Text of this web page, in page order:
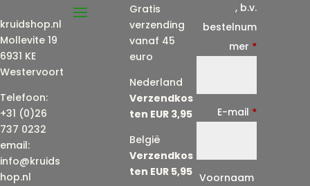
kruidshop.nl
Mollevite 19
6931 KE
Westervoort
Telefoon:
+31 (0)26
737 0232
email:
info@kruids
hop.nl
Gratis
verzending
vanaf 45
euro
Nederland
Verzendkos
ten EUR 3,95
België
Verzendkos
ten EUR 5,95
, b.v.
bestelnum
mer *
E-mail *
Voornaam